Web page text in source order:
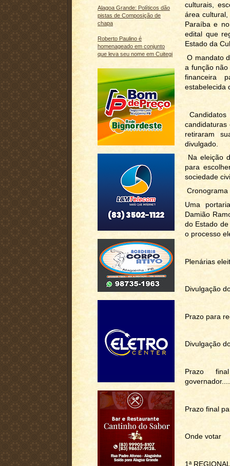
Alagoa Grande: Políticos dão
pistas de Composição de
chapa
Roberto Paulino é
homenageado em conjunto
que leva seu nome em Cuitegi
culturais,
área
Paraíba e
edital que
Estado da
O mandato
a função
financeira
estabelecida
retiraram
divulgado.
Na eleição
para
sociedade
Cronograma
Uma
Damião
do Estado
o processo
Plenárias
Divulgação
Prazo para
Divulgação
Prazo
Prazo final
Onde votar
1ª REGIONAL